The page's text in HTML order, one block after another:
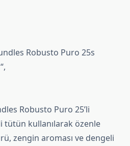
Robusto Puro 25s
Robusto Puro 25’li
tütün kullanılarak özenle
zengin aroması ve dengeli